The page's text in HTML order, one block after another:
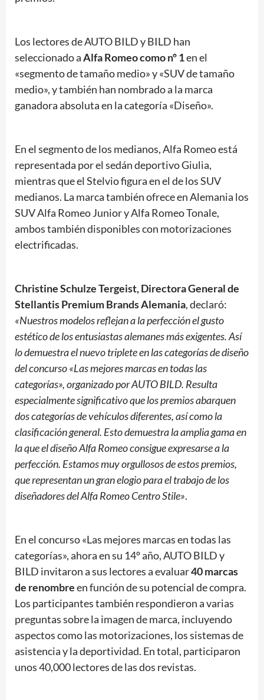
Los lectores de AUTO BILD y BILD han
seleccionado aAlfa Romeo como nº 1en el
«segmento de tamaño medio» y «SUV de tamaño
medio», y también han nombrado a la marca
ganadora absoluta en la categoría «Diseño».
En el segmento de los medianos, Alfa Romeo está
representada por el sedán deportivo Giulia,
mientras que el Stelvio figura en el de los SUV
medianos. La marca también ofrece en Alemania los
SUV Alfa Romeo Junior y Alfa Romeo Tonale,
ambos también disponibles con motorizaciones
electrificadas.
Christine Schulze Tergeist, Directora General de
Stellantis Premium Brands Alemania, declaró:
«Nuestros modelos reflejan a la perfección el gusto
estético de los entusiastas alemanes más exigentes. Así
lo demuestra el nuevo triplete en las categorías de diseño
del concurso «Las mejores marcas en todas las
categorías», organizado por AUTO BILD. Resulta
especialmente significativo que los premios abarquen
dos categorías de vehículos diferentes, así como la
clasificación general. Esto demuestra la amplia gama en
la que el diseño Alfa Romeo consigue expresarse a la
perfección. Estamos muy orgullosos de estos premios,
que representan un gran elogio para el trabajo de los
diseñadores del Alfa Romeo Centro Stile».
En el concurso «Las mejores marcas en todas las
categorías», ahora en su 14º año, AUTO BILD y
BILD invitaron a sus lectores a evaluar40 marcas
de renombreen función de su potencial de compra.
Los participantes también respondieron a varias
preguntas sobre la imagen de marca, incluyendo
aspectos como las motorizaciones, los sistemas de
asistencia y la deportividad. En total, participaron
unos 40,000 lectores de las dos revistas.